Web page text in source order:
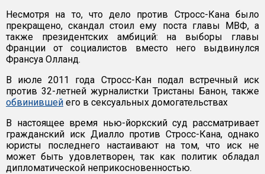
Несмотря на то, что дело против Стросс-Кана было
прекращено, скандал стоил ему поста главы МВФ, а
также президентских амбиций: на выборы главы
Франции от социалистов вместо него выдвинулся
Франсуа Олланд.
В июле 2011 года Стросс-Кан подал встречный иск
против 32-летней журналистки Тристаны Банон, также
обвинившей его в сексуальных домогательствах
В настоящее время нью-йоркский суд рассматривает
гражданский иск Диалло против Стросс-Кана, однако
юристы последнего настаивают на том, что иск не
может быть удовлетворен, так как политик обладал
дипломатической неприкосновенностью.